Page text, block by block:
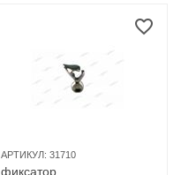
АРТИКУЛ: 31710
фиксатор